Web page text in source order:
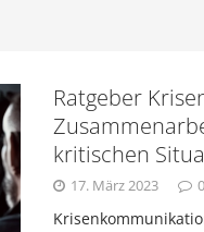
werden
aus dem
können
Ratgeber
kritischen
17. März 2023 0